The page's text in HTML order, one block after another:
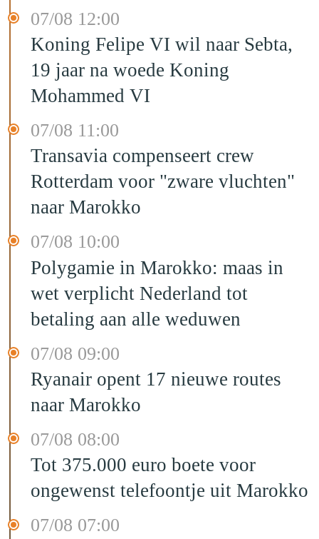
07/08 12:00
Koning Felipe VI wil naar Sebta,
19 jaar na woede Koning
Mohammed VI
07/08 11:00
Transavia compenseert crew
Rotterdam voor "zware vluchten"
naar Marokko
07/08 10:00
Polygamie in Marokko: maas in
wet verplicht Nederland tot
betaling aan alle weduwen
07/08 09:00
Ryanair opent 17 nieuwe routes
naar Marokko
07/08 08:00
Tot 375.000 euro boete voor
ongewenst telefoontje uit Marokko
07/08 07:00